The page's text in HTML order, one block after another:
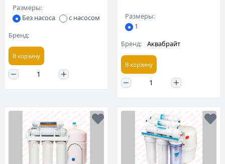
Размеры:
Без насоса
с насосом
Бренд:
В корзину
Размеры:
1
Бренд:
Аквабрайт
В корзину